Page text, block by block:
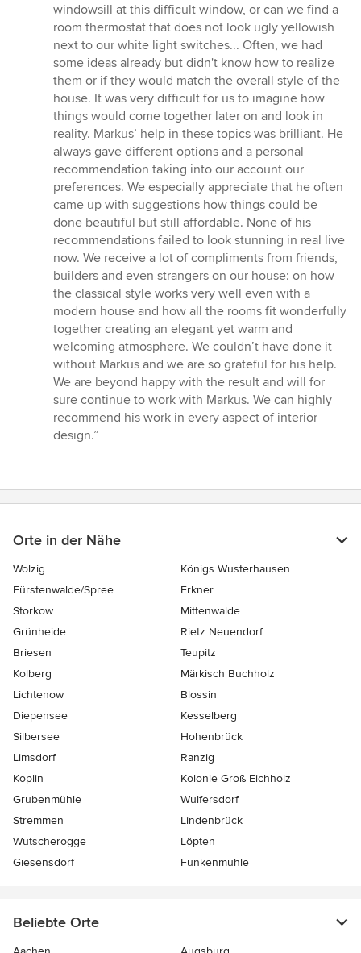
windowsill at this difficult window, or can we find a
room thermostat that does not look ugly yellowish
next to our white light switches... Often, we had
some ideas already but didn't know how to realize
them or if they would match the overall style of the
house. It was very difficult for us to imagine how
things would come together later on and look in
reality. Markus’ help in these topics was brilliant. He
always gave different options and a personal
recommendation taking into our account our
preferences. We especially appreciate that he often
came up with suggestions how things could be
done beautiful but still affordable. None of his
recommendations failed to look stunning in real live
now. We receive a lot of compliments from friends,
builders and even strangers on our house: on how
the classical style works very well even with a
modern house and how all the rooms fit wonderfully
together creating an elegant yet warm and
welcoming atmosphere. We couldn’t have done it
without Markus and we are so grateful for his help.
We are beyond happy with the result and will for
sure continue to work with Markus. We can highly
recommend his work in every aspect of interior
design.”
Orte in der Nähe
Wolzig
Königs Wusterhausen
Fürstenwalde/Spree
Erkner
Storkow
Mittenwalde
Grünheide
Rietz Neuendorf
Briesen
Teupitz
Kolberg
Märkisch Buchholz
Lichtenow
Blossin
Diepensee
Kesselberg
Silbersee
Hohenbrück
Limsdorf
Ranzig
Koplin
Kolonie Groß Eichholz
Grubenmühle
Wulfersdorf
Stremmen
Lindenbrück
Wutscherogge
Löpten
Giesensdorf
Funkenmühle
Beliebte Orte